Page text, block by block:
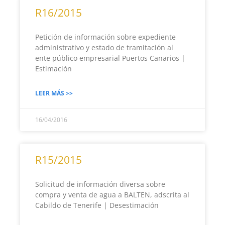
R16/2015
Petición de información sobre expediente
administrativo y estado de tramitación al
ente público empresarial Puertos Canarios |
Estimación
LEER MÁS >>
16/04/2016
R15/2015
Solicitud de información diversa sobre
compra y venta de agua a BALTEN, adscrita al
Cabildo de Tenerife | Desestimación